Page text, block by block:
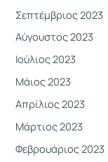
Σεπτέμβριος 2023
Αύγουστος 2023
Ιούλιος 2023
Μάιος 2023
Απρίλιος 2023
Μάρτιος 2023
Φεβρουάριος 2023